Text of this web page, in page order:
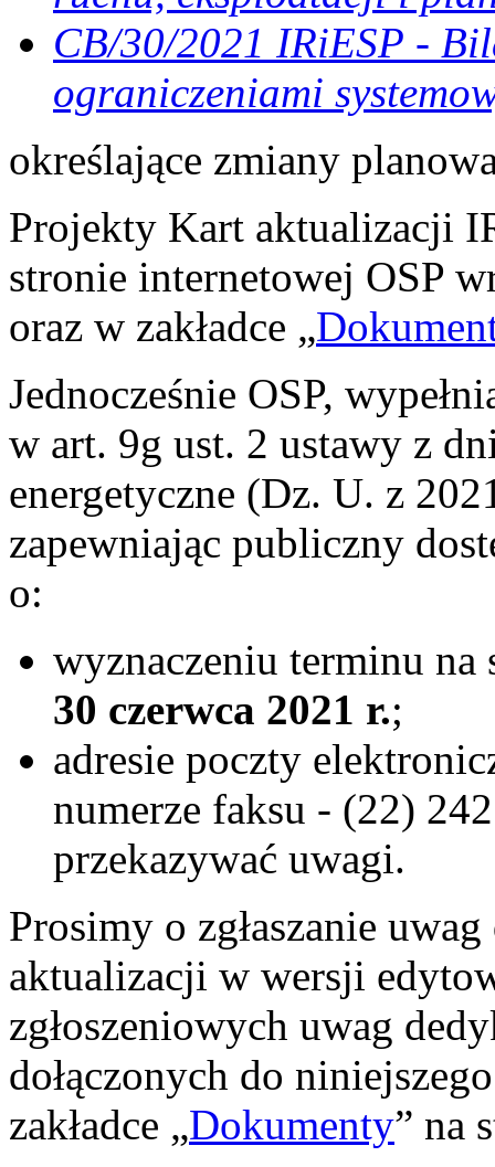
CB/30/2021 IRiESP -
ograniczeniami
określające zmiany
Projekty Kart aktualizacji
stronie internetowej OSP
oraz w zakładce „
Jednocześnie OSP,
w art. 9g ust. 2 ustawy z
energetyczne (Dz. U. z
zapewniając publiczny
o:
wyznaczeniu terminu na
30 czerwca 2021 r.;
adresie poczty
numerze faksu - (22)
przekazywać uwagi.
Prosimy o zgłaszanie
aktualizacji w wersji
zgłoszeniowych uwag
dołączonych do
zakładce „Dokumenty” na